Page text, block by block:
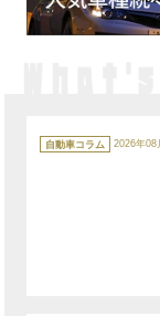
テ
ゴ
自動車コラム 2026年08